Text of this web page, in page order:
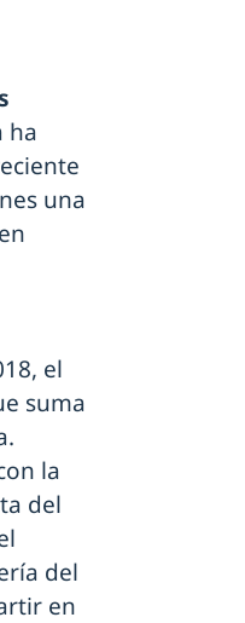
ha
una
el
suma
la
del
del
en